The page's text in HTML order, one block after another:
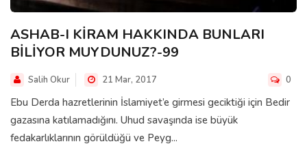
ASHAB-I KİRAM HAKKINDA BUNLARI
BİLİYOR MUYDUNUZ?-99
Salih Okur 21 Mar, 2017 0
Ebu Derda hazretlerinin İslamiyet’e girmesi geciktiği için Bedir
gazasına katılamadığını. Uhud savaşında ise büyük
fedakarlıklarının görüldüğü ve Peyg...